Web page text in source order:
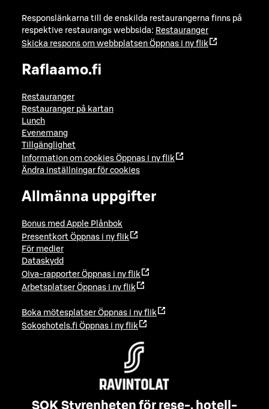
Responslänkarna till de enskilda restaurangerna finns på
respektive restaurangs webbsida: Restauranger
Skicka respons om webbplatsen Öppnas i ny flik
Raflaamo.fi
Restauranger
Restauranger på kartan
Lunch
Evenemang
Tillgänglighet
Information om cookies Öppnas i ny flik
Ändra inställningar för cookies
Allmänna uppgifter
Bonus med Apple Plånbok
Presentkort Öppnas i ny flik
För medier
Dataskydd
Oiva-rapporter Öppnas i ny flik
Arbetsplatser Öppnas i ny flik
Boka mötesplatser Öppnas i ny flik
Sokoshotels.fi Öppnas i ny flik
SOK Styrenheten för rese-, hotell-